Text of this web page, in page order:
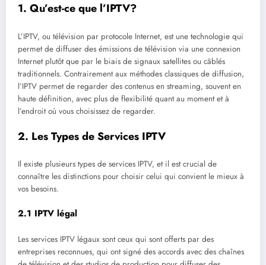
1. Qu’est-ce que l’IPTV?
L’IPTV, ou télévision par protocole Internet, est une technologie qui
permet de diffuser des émissions de télévision via une connexion
Internet plutôt que par le biais de signaux satellites ou câblés
traditionnels. Contrairement aux méthodes classiques de diffusion,
l’IPTV permet de regarder des contenus en streaming, souvent en
haute définition, avec plus de flexibilité quant au moment et à
l’endroit où vous choisissez de regarder.
2. Les Types de Services IPTV
Il existe plusieurs types de services IPTV, et il est crucial de
connaître les distinctions pour choisir celui qui convient le mieux à
vos besoins.
2.1 IPTV légal
Les services IPTV légaux sont ceux qui sont offerts par des
entreprises reconnues, qui ont signé des accords avec des chaînes